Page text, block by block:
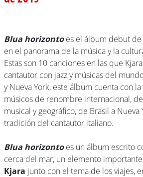
Blua horizontoes el álbum debut de
en el panorama de la música y la
Estas son 10 canciones en las que
cantautor con jazz y músicas del
y Nueva York, este álbum cuenta con
músicos de renombre internacional,
musical y geográfico, de Brasil a Nueva
tradición del cantautor italiano.
Blua horizontoes un álbum escrito
cerca del mar, un elemento
Kjara junto con el tema de los viajes,